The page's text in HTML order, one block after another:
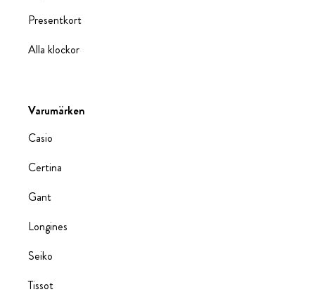
Presentkort
Alla klockor
Varumärken
Casio
Certina
Gant
Longines
Seiko
Tissot